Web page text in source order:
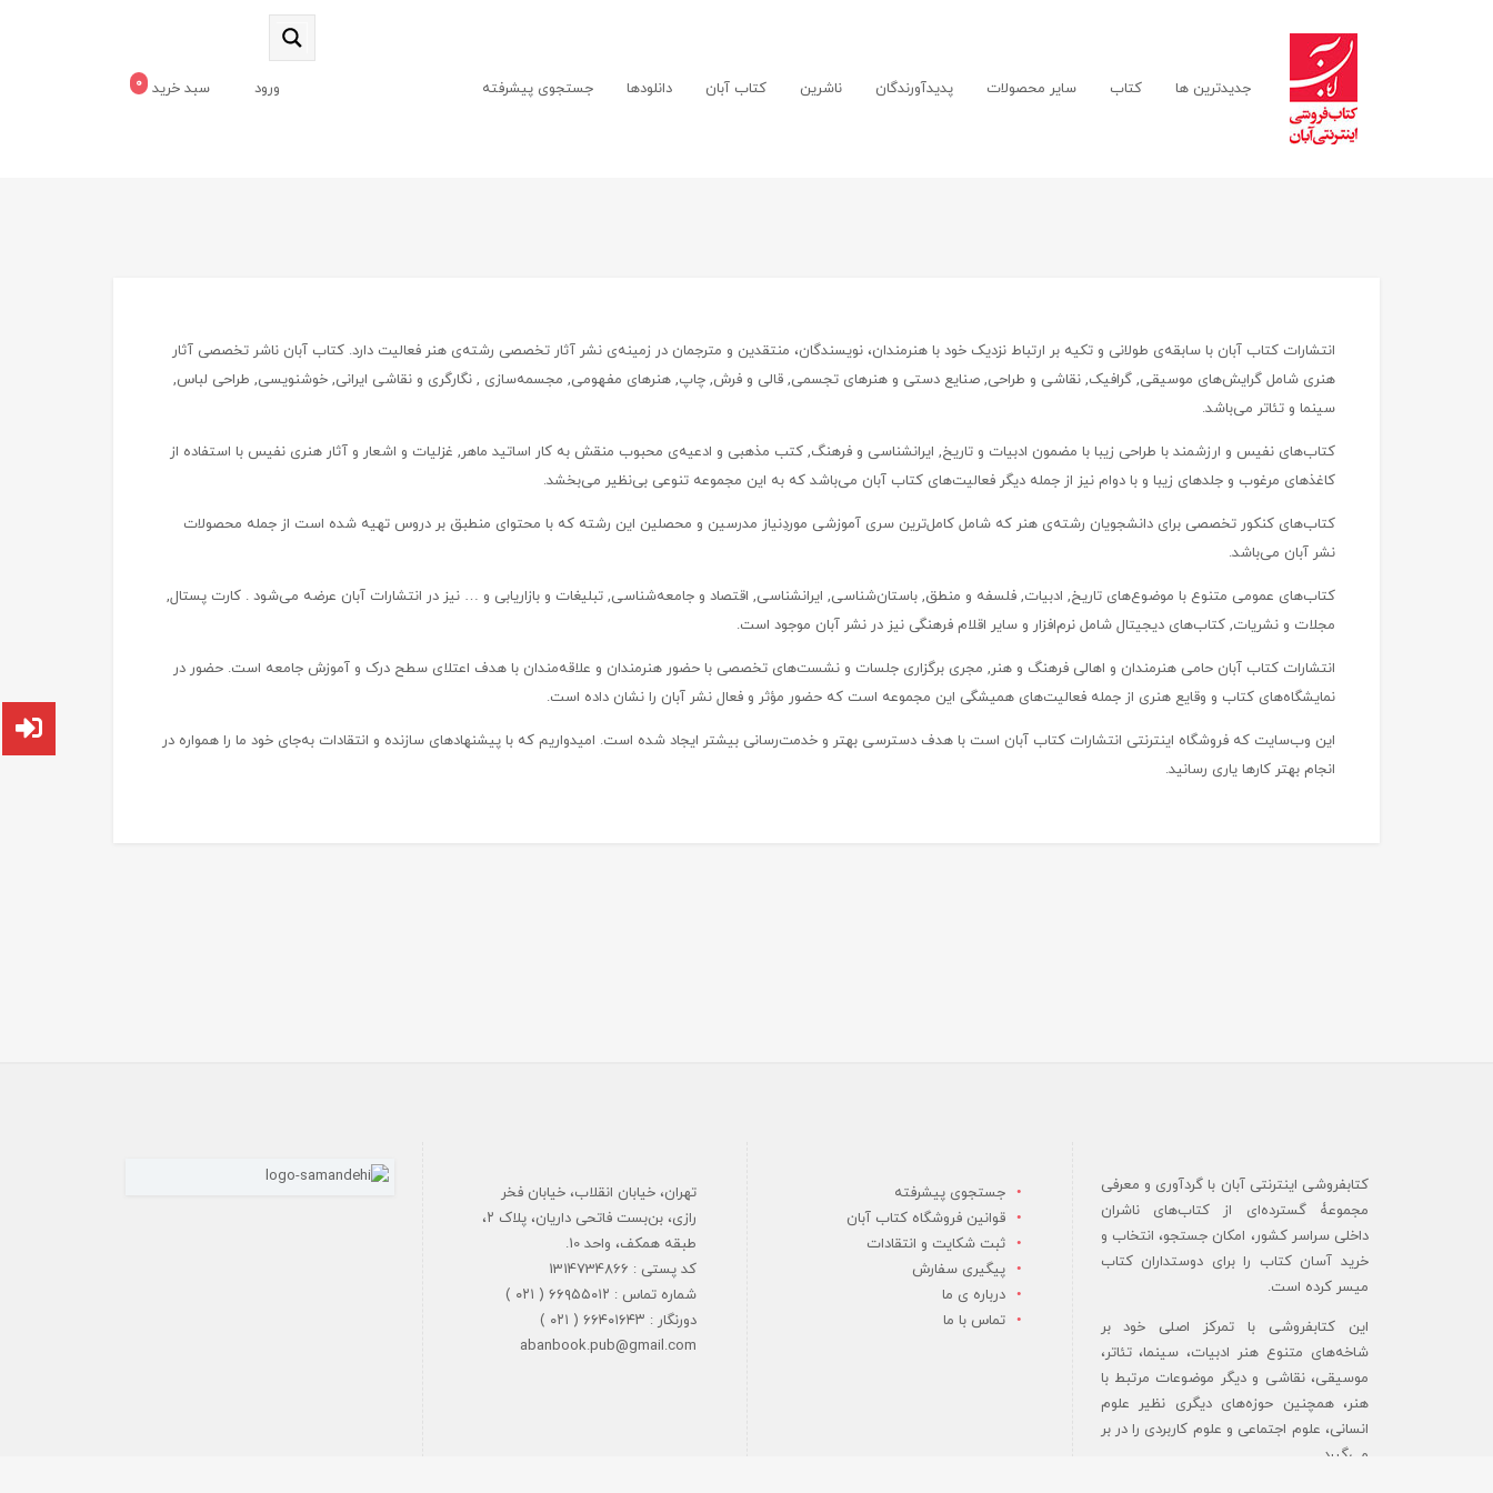
جدیدترین ها کتاب سایر محصولات پدیدآورندگان ناشرین کتاب آبان دانلودها جستجوی پیشرفته ورود سبد خرید 0
انتشارات کتاب آبان با سابقه‌ی طولانی و تکیه بر ارتباط نزدیک خود با هنرمندان، نویسندگان، منتقدین و مترجمان در زمینه‌ی نشر آثار تخصصی رشته‌ی هنر فعالیت دارد. کتاب آبان ناشر تخصصی آثار
هنری شامل گرایش‌های موسیقی, گرافیک, نقاشی و طراحی, صنایع دستی و هنرهای تجسمی, قالی و فرش, چاپ, هنرهای مفهومی, مجسمه‌سازی , نگارگری و نقاشی ایرانی, خوشنویسی, طراحی لباس,
سینما و تئاتر می‌باشد.
کتاب‌های نفیس و ارزشمند با طراحی زیبا با مضمون ادبیات و تاریخ, ایرانشناسی و فرهنگ, کتب مذهبی و ادعیه‌ی محبوب منقش به کار اساتید ماهر, غزلیات و اشعار و آثار هنری نفیس با استفاده از
کاغذهای مرغوب و جلدهای زیبا و با دوام نیز از جمله دیگر فعالیت‌های کتاب آبان می‌باشد که به این مجموعه تنوعی بی‌نظیر می‌بخشد.
کتاب‌های کنکور تخصصی برای دانشجویان رشته‌ی هنر که شامل کامل‌ترین سری آموزشی موردِ‌نیاز مدرسین و محصلین این رشته که با محتوای منطبق بر دروس تهیه شده است از جمله محصولات
نشر آبان می‌باشد.
کتاب‌های عمومی متنوع با موضوع‌های تاریخ, ادبیات, فلسفه و منطق, باستان‌شناسی, ایرانشناسی, اقتصاد و جامعه‌شناسی, تبلیغات و بازاریابی و … نیز در انتشارات آبان عرضه می‌شود . کارت پستال,
مجلات و نشریات, کتاب‌های دیجیتال شامل نرم‌افزار و سایر اقلام فرهنگی نیز در نشر آبان موجود است.
انتشارات کتاب آبان حامی هنرمندان و اهالی فرهنگ و هنر, مجری برگزاری جلسات و نشست‌های تخصصی با حضور هنرمندان و علاقه‌مندان با هدف اعتلای سطح درک و آموزش جامعه است. حضور در
نمایشگاه‌های کتاب و وقایع هنری از جمله فعالیت‌های همیشگی این مجموعه است که حضور مؤثر و فعال نشر آبان را نشان داده است.
این وب‌سایت که فروشگاه اینترنتی انتشارات کتاب آبان است با هدف دسترسی بهتر و خدمت‌رسانی بیشتر ایجاد شده است. امیدواریم که با پیشنهادهای سازنده و انتقادات به‌جای خود ما را همواره در
انجام بهتر کارها یاری رسانید.
کتابفروشی اینترنتی آبان با گردآوری و معرفی
مجموعۀ گسترده‌ای از کتاب‌های ناشران
داخلی سراسر کشور، امکان جستجو، انتخاب و
خرید آسان کتاب را برای دوستداران کتاب
میسر کرده است.
این کتابفروشی با تمرکز اصلی خود بر
شاخه‌های متنوع هنر ادبیات، سینما، تئاتر،
موسیقی، نقاشی و دیگر موضوعات مرتبط با
هنر، همچنین حوزه‌های دیگری نظیر علوم
انسانی، علوم اجتماعی و علوم کاربردی را در بر
می‌گیرد.
جستجوی پیشرفته
قوانین فروشگاه کتاب آبان
ثبت شکایت و انتقادات
پیگیری سفارش
درباره ی ما
تماس با ما
تهران، خیابان انقلاب، خیابان فخر
رازی، بن‌بست فاتحی داریان، پلاک ۲،
طبقه همکف، واحد 10.
کد پستی : 1314734866
شماره تماس : ۶۶۹۵۵۰۱۲ ( ۰۲۱ )
دورنگار : ۶۶۴۰۱۶۴۳ ( ۰۲۱ )
abanbook.pub@gmail.com